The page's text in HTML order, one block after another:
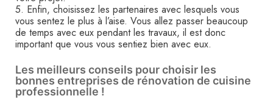
5. Enfin, choisissez les partenaires avec lesquels vous
vous sentez le plus à l’aise. Vous allez passer beaucoup
de temps avec eux pendant les travaux, il est donc
important que vous vous sentiez bien avec eux.
Les meilleurs conseils pour choisir les
bonnes entreprises de rénovation de cuisine
professionnelle !